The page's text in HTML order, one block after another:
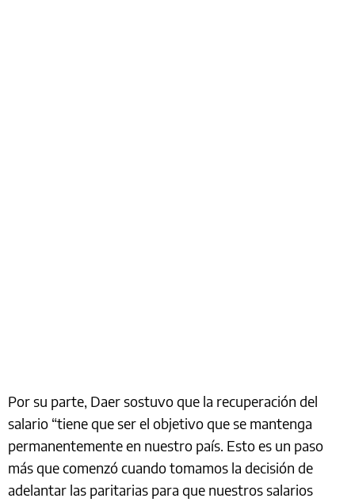
Por su parte, Daer sostuvo que la recuperación del
salario “tiene que ser el objetivo que se mantenga
permanentemente en nuestro país. Esto es un paso
más que comenzó cuando tomamos la decisión de
adelantar las paritarias para que nuestros salarios